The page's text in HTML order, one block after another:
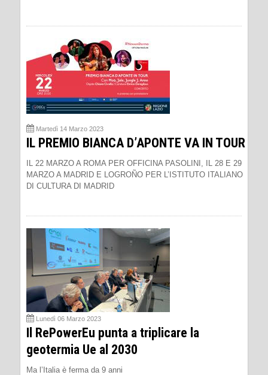
Martedì 14 Marzo 2023
IL PREMIO BIANCA D’APONTE VA IN TOUR
IL 22 MARZO A ROMA PER OFFICINA PASOLINI, IL 28 E 29
MARZO A MADRID E LOGROÑO PER L’ISTITUTO ITALIANO
DI CULTURA DI MADRID
Lunedì 06 Marzo 2023
Il RePowerEu punta a triplicare la
geotermia Ue al 2030
Ma l’Italia è ferma da 9 anni